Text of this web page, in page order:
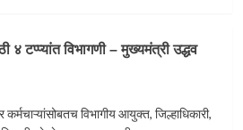
४ टप्प्यांत विभागणी – मुख्यमंत्री उद्ध‌व
विभागीय आयुक्त, जिल्हाधिकारी,